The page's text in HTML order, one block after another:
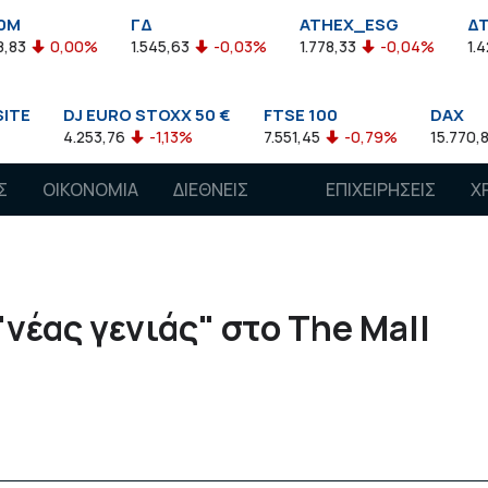
1.545,63 -0,03%
ATHEX_ESG
1.778,33 -0,04% 1.421,05
DJ EURO STOXX 50 €
4.253,76 -1,13%
FTSE 100
7.551,45 -0,79% 15.770,89 -
ΟΙΚΟΝΟΜΙΑ
ΔΙΕΘΝΕΙΣ
ΕΠΙΧΕΙΡΗΣΕΙΣ
γενιάς" στο The Mall